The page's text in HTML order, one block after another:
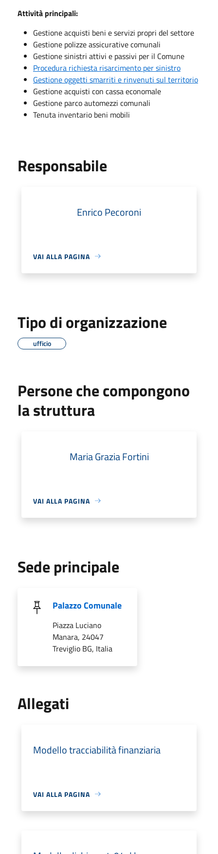
Attività principali:
Gestione acquisti beni e servizi propri del settore
Gestione polizze assicurative comunali
Gestione sinistri attivi e passivi per il Comune
Procedura richiesta risarcimento per sinistro
Gestione oggetti smarriti e rinvenuti sul territorio
Gestione acquisti con cassa economale
Gestione parco automezzi comunali
Tenuta inventario beni mobili
Responsabile
Enrico Pecoroni
VAI ALLA PAGINA
Tipo di organizzazione
ufficio
Persone che compongono
la struttura
Maria Grazia Fortini
VAI ALLA PAGINA
Sede principale
Palazzo Comunale
Piazza Luciano
Manara, 24047
Treviglio BG, Italia
Allegati
Modello tracciabilità finanziaria
VAI ALLA PAGINA